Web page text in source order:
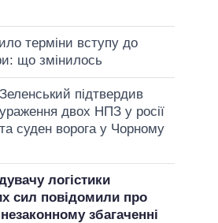
терміни вступу до
що змінилось
Зеленський підтвердив
ураження двох НПЗ у росії
та суден ворога у Чорному
логістики
сил повідомили про
збагаченні